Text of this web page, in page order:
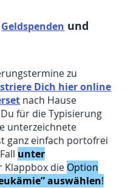
Geldspenden und
zu
Dich hier online
nach Hause
für die Typisierung
unterzeichnete
ganz einfach portofrei
unter
Klappbox die Option
auswählen!